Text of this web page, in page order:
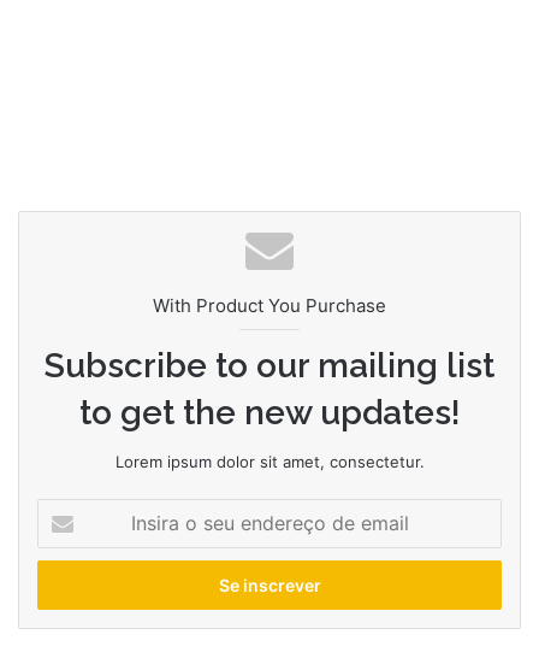
With Product You Purchase
Subscribe to our mailing list
to get the new updates!
Lorem ipsum dolor sit amet, consectetur.
seu
de